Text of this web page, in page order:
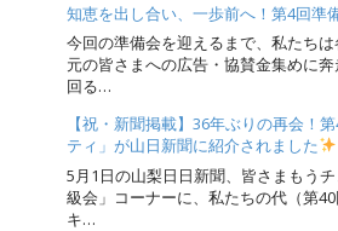
知恵を出し合い、一歩前へ！第4回準
今回の準備会を迎えるまで、私たち
元の皆さまへの広告・協賛金集めに
回る…
【祝・新聞掲載】36年ぶりの再会！
ティ」が山日新聞に紹介されました
5月1日の山梨日日新聞、皆さまもう
級会」コーナーに、私たちの代（第
キ…